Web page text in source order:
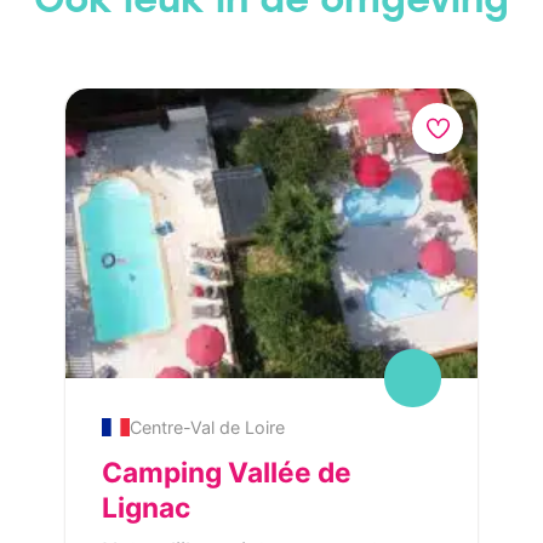
Centre-Val de Loire
Camping Vallée de
Lignac